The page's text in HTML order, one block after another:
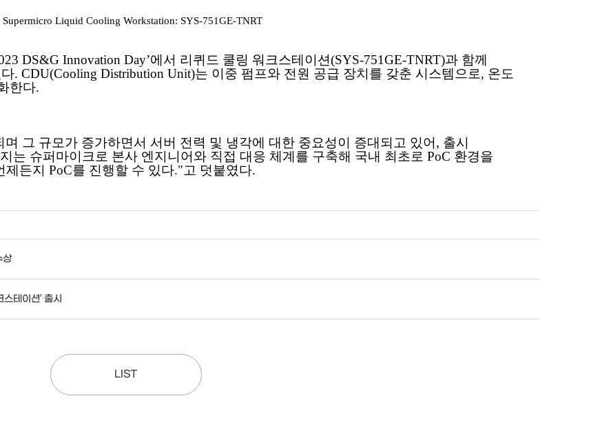
Liquid Cooling Workstation: SYS-751GE-TNRT
DS&G Innovation Day’에서 리퀴드 쿨링 워크스테이션(SYS-751GE-TNRT)과 함께
. CDU(Cooling Distribution Unit)는 이중 펌프와 전원 공급 장치를 갖춘 시스템으로, 온도
한다.
그 규모가 증가하면서 서버 전력 및 냉각에 대한 중요성이 증대되고 있어, 출시
는 슈퍼마이크로 본사 엔지니어와 직접 대응 체계를 구축해 국내 최초로 PoC 환경을
든지 PoC를 진행할 수 있다."고 덧붙였다.
상
테이션’ 출시
LIST